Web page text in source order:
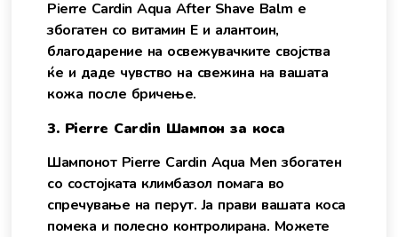
Pierre Cardin Aqua After Shave Balm е
збогатен со витамин Е и алантоин,
благодарение на освежувачките својства
ќе и даде чувство на свежина на вашата
кожа после бричење.
3. Pierre Cardin Шампон за коса
Шампонот Pierre Cardin Aqua Men збогатен
со состојката климбазол помага во
спречување на перут. Ја прави вашата коса
помека и полесно контролирана. Можете